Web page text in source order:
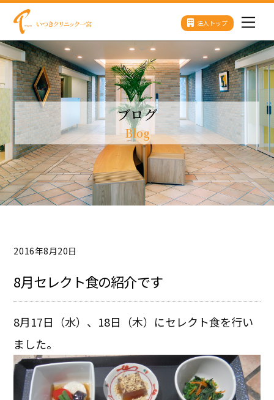
content
法人トップ
ブログ
Blog
2016年8月20日
8月セレクト食の紹介です
8月17日（水）、18日（木）にセレクト食を行い
ました。